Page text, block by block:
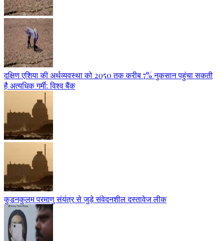
दक्षिण एशिया की अर्थव्यवस्था को 2050 तक करीब 7% नुकसान पहुंचा सकती
है अत्यधिक गर्मी: विश्व बैंक
कुडनकुलम परमाणु संयंत्र से जुड़े संवेदनशील दस्तावेज लीक